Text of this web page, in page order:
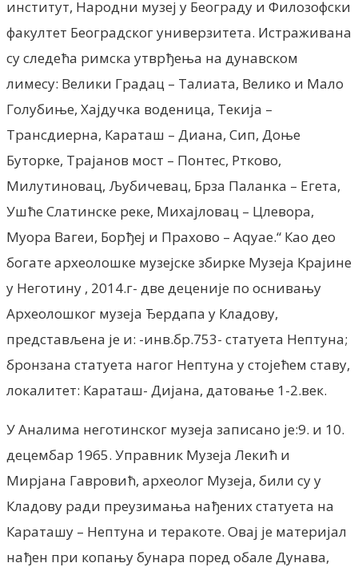
институт, Народни музеј у Београду и Филозофски
факултет Београдског универзитета. Истраживана
су следећа римска утврђења на дунавском
лимесу: Велики Градац – Талиата, Велико и Мало
Голубиње, Хајдучка воденица, Текија –
Трансдиерна, Караташ – Диана, Сип, Доње
Буторке, Трајанов мост – Понтес, Ртково,
Милутиновац, Љубичевац, Брза Паланка – Егета,
Ушће Слатинске реке, Михајловац – Цлевора,
Муора Вагеи, Борђеј и Прахово – Аqуае.“ Као део
богате археолошке музејске збирке Музеја Крајине
у Неготину , 2014.г- две деценије по оснивању
Археолошког музеја Ђердапа у Кладову,
представљена је и: -инв.бр.753- статуета Нептуна;
бронзана статуета нагог Нептуна у стојећем ставу,
локалитет: Караташ- Дијана, датовање 1-2.век.
У Аналима неготинског музеја записано је:9. и 10.
децембар 1965. Управник Музеја Лекић и
Мирјана Гавровић, археолог Музеја, били су у
Кладову ради преузимања нађених статуета на
Караташу – Нептуна и теракоте. Овај је материјал
нађен при копању бунара поред обале Дунава,